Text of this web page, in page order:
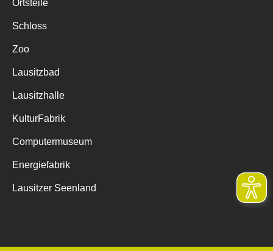
Ortsteile
Schloss
Zoo
Lausitzbad
Lausitzhalle
KulturFabrik
Computermuseum
Energiefabrik
Lausitzer Seenland